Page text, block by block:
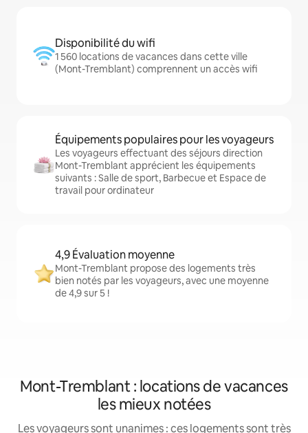
Disponibilité du wifi
1 560 locations de vacances dans cette ville
(Mont-Tremblant) comprennent un accès wifi
Équipements populaires pour les voyageurs
Les voyageurs effectuant des séjours direction
Mont-Tremblant apprécient les équipements
suivants : Salle de sport, Barbecue et Espace de
travail pour ordinateur
4,9 Évaluation moyenne
Mont-Tremblant propose des logements très
bien notés par les voyageurs, avec une moyenne
de 4,9 sur 5 !
Mont-Tremblant : locations de vacances
les mieux notées
Les voyageurs sont unanimes : ces logements sont très